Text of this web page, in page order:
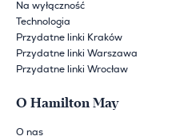
Na wyłączność
Technologia
Przydatne linki Kraków
Przydatne linki Warszawa
Przydatne linki Wrocław
O Hamilton May
O nas